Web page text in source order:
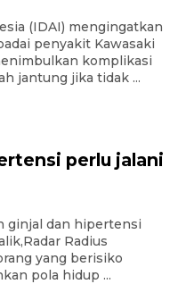
(IDAI) mengingatkan
penyakit Kawasaki
komplikasi
jantung jika tidak ...
perlu jalani
ginjal dan hipertensi
Radius
yang berisiko
pola hidup ...